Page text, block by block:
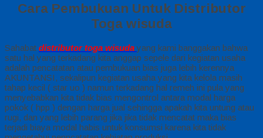
Cara Pembukuan Untuk Distributor
Toga wisuda
Sahabat distributor toga wisuda yang kami banggakan bahwa
satu hal yang terkadang kita anggap sepele dari kegiatan usaha
adalah pencatatan atau pembukuan bias juga lebih kerennya
AKUNTANSI, sekalipun kegiatan usaha yang kita kelola masih
tahap kecil ( star uo ) namun terkadang hal remeh ini pula yang
menyebabkan kita tidak bias mengontrol antara modal harga
pokok ( hpp ) dengan harga jual sehingga apakah kita untung atau
rugi, dan yang lebih parang jika jika tidak mencatat maka bias
terjadi biaya modal habis untuk konsumsi karena kita tidak